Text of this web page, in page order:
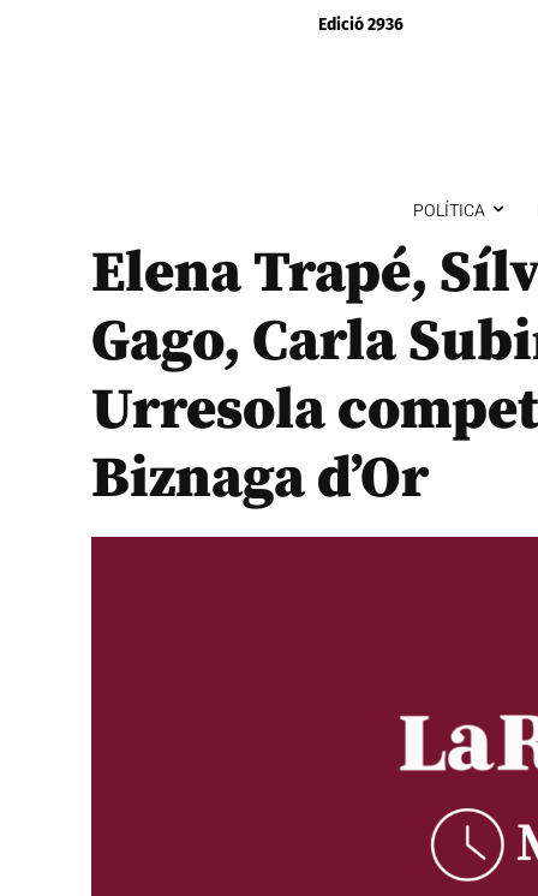
Edició 2936
POLÍTICA
Elena Trapé,
Gago, Carla
Urresola
Biznaga d’Or